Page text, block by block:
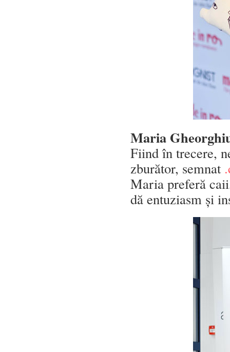
Maria
Fiind în trecere,
zburător, semnat
Maria preferă
dă entuziasm și